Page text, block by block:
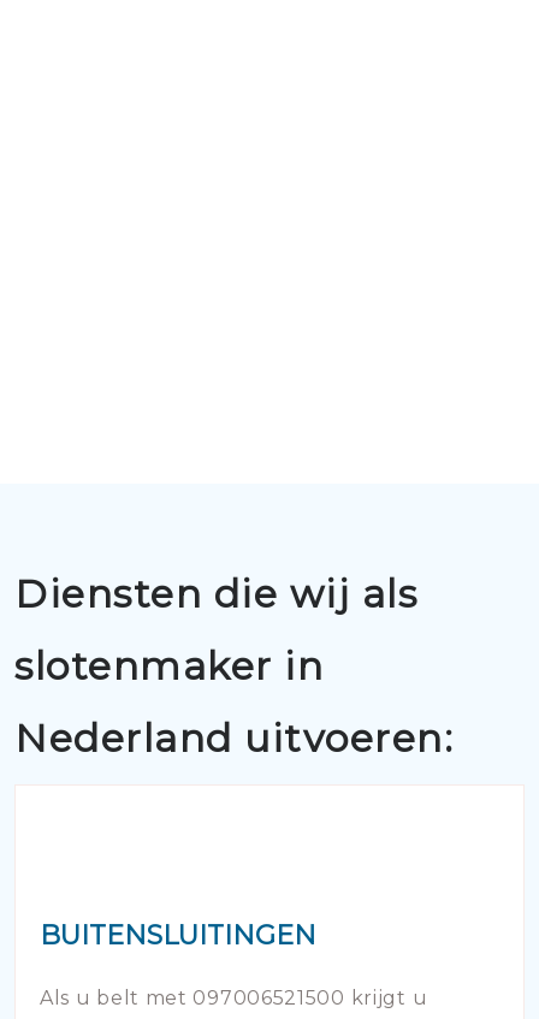
Diensten die wij als
slotenmaker in
Nederland uitvoeren:
BUITENSLUITINGEN
Als u belt met 097006521500 krijgt u